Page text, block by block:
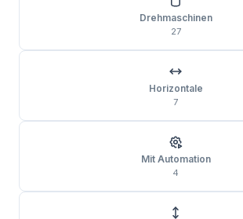
Drehmaschinen
27
Horizontale
7
Mit Automation
4